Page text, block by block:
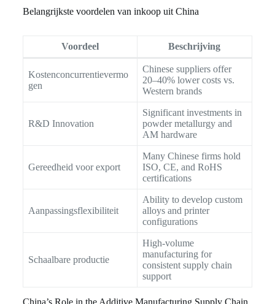
Belangrijkste voordelen van inkoop uit China
Voordeel Beschrijving
Kostenconcurrentievermo
gen
Chinese suppliers offer
20–40% lower costs vs.
Western brands
R&D Innovation
Significant investments in
powder metallurgy and
AM hardware
Gereedheid voor export
Many Chinese firms hold
ISO, CE, and RoHS
certifications
Aanpassingsflexibiliteit
Ability to develop custom
alloys and printer
configurations
Schaalbare productie
High-volume
manufacturing for
consistent supply chain
support
China’s Role in the Additive Manufacturing Supply Chain